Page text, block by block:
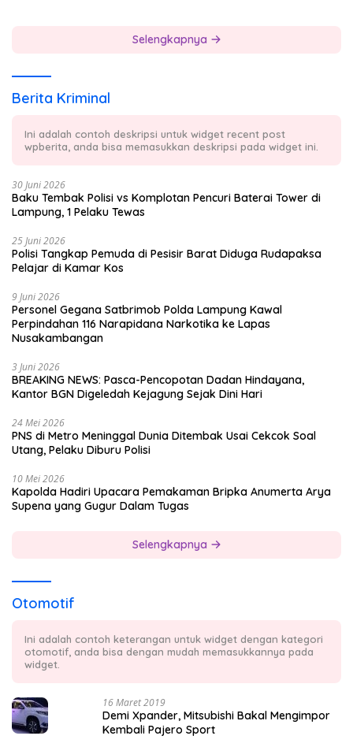
Selengkapnya
Berita Kriminal
Ini adalah contoh deskripsi untuk widget recent post
wpberita, anda bisa memasukkan deskripsi pada widget ini.
30 Juni 2026
Baku Tembak Polisi vs Komplotan Pencuri Baterai Tower di
Lampung, 1 Pelaku Tewas
25 Juni 2026
Polisi Tangkap Pemuda di Pesisir Barat Diduga Rudapaksa
Pelajar di Kamar Kos
9 Juni 2026
Personel Gegana Satbrimob Polda Lampung Kawal
Perpindahan 116 Narapidana Narkotika ke Lapas
Nusakambangan
3 Juni 2026
BREAKING NEWS: Pasca-Pencopotan Dadan Hindayana,
Kantor BGN Digeledah Kejagung Sejak Dini Hari
24 Mei 2026
PNS di Metro Meninggal Dunia Ditembak Usai Cekcok Soal
Utang, Pelaku Diburu Polisi
10 Mei 2026
Kapolda Hadiri Upacara Pemakaman Bripka Anumerta Arya
Supena yang Gugur Dalam Tugas
Selengkapnya
Otomotif
Ini adalah contoh keterangan untuk widget dengan kategori
otomotif, anda bisa dengan mudah memasukkannya pada
widget.
16 Maret 2019
Demi Xpander, Mitsubishi Bakal Mengimpor
Kembali Pajero Sport